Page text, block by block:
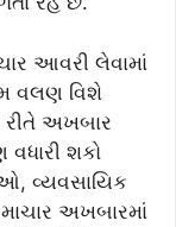
આવરી લેવામાં
વલણ વિશે
અખબાર
શકો
વ્યવસાયિક
અખબારમાં